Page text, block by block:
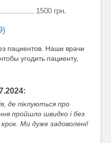
1500 грн.
пациентов. Наши врачи
угодить пациенту,
де піклуються про
пройшло швидко і без
Ми дуже задоволені!